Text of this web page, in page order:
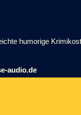
humorige
audio.de